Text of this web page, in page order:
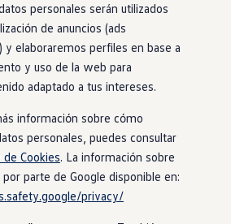
autonomía, carga y ahorro
de carga
de carga
casa
de carga
personales serán utilizados
de anuncios (ads
y elaboraremos perfiles en base a
y uso de la web para
adaptado a tus intereses.
información sobre cómo
personales, puedes consultar
de Cookies. La información sobre
parte de Google disponible en:
privacy/